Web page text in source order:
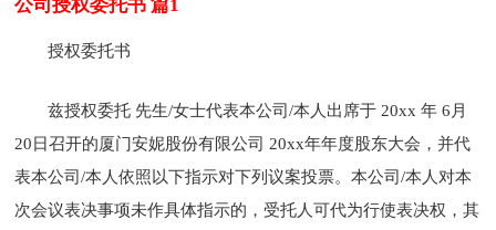
公司授权委托书 篇1
授权委托书
兹授权委托 先生/女士代表本公司/本人出席于 20xx 年 6月
20日召开的厦门安妮股份有限公司 20xx年年度股东大会，并代
表本公司/本人依照以下指示对下列议案投票。本公司/本人对本
次会议表决事项未作具体指示的，受托人可代为行使表决权，其